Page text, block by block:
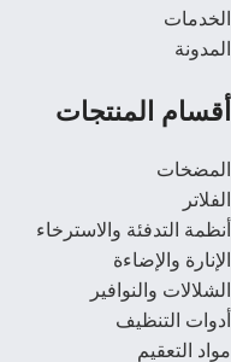
الخدمات
المدونة
أقسام المنتجات
المضخات
الفلاتر
أنظمة التدفئة والاسترخاء
الإنارة والإضاءة
الشلالات والنوافير
أدوات التنظيف
مواد التعقيم